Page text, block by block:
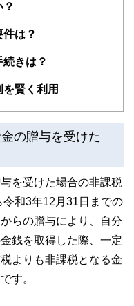
は？
きは？
賢く利用
の贈与を受けた
を受けた場合の非課税
和3年12月31日までの
らの贈与により、自分
銭を取得した際、一定
よりも非課税となる金
す。